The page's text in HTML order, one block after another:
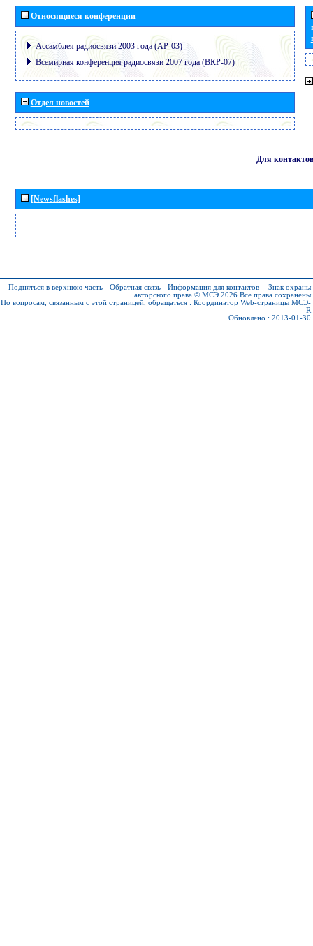
Относящиеся конференции
Ассамблея радиосвязи 2003 года (АР-03)
Всемирная конференция радиосвязи 2007 года (ВКР-07)
Отдел новостей
Для контактов
[Newsflashes]
Подняться в верхнюю часть - Обратная связь - Информация для контактов - Знак охраны
авторского права © МСЭ 2026 Все права сохранены
По вопросам, связанным с этой страницей, обращаться : Координатор Web-страницы МСЭ-
R
Обновлено : 2013-01-30